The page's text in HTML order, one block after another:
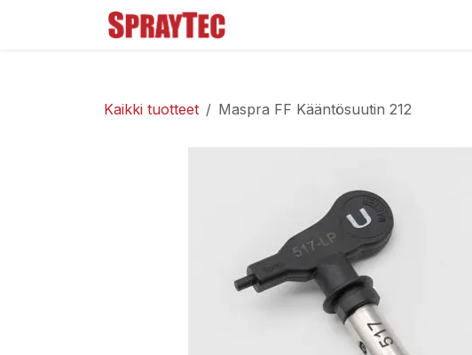
Kaikki tuotteet Maspra FF Kääntösuutin 212